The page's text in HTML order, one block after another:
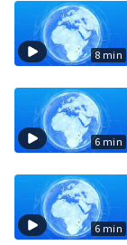
8 min
6 min
6 min